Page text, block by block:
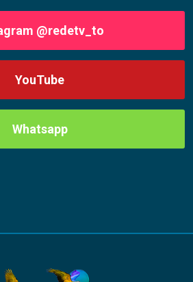
@redetv_to
YouTube
Whatsapp